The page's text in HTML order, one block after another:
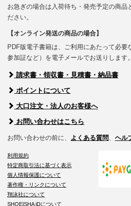
お急ぎの場合は入荷待ち・発売予定の商品
ださい。
【オンライン発送の商品の場合】
PDF版電子書籍は、ご利用にあたって必要
参加証など）を電子メールでお送りします。
請求書・領収書・見積書・納品書
ポイントについて
大口注文・法人のお客様へ
お問い合わせはこちら
お問い合わせの前に、 よくある質問 ヘル
利用規約
特定商取引法に基づく表示
個人情報保護について
著作権・リンクについて
翔泳社について
SHOEISHA iDについて